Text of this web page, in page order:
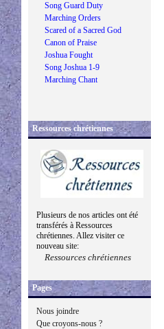
Song Guard Duty
Marching Orders
Scared of a Sacred God
Canon of Praise
Joshua Fought
Song Joshua 1-9
Marching Chant
Ressources chrétiennes
Plusieurs de nos articles ont été
transférés à Ressources
chrétiennes. Allez visiter ce
nouveau site:
Ressources chrétiennes
Pages
Nous joindre
Que croyons-nous ?